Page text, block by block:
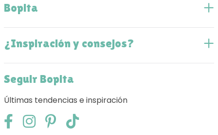
Bopita
¿Inspiración y consejos?
Seguir Bopita
Últimas tendencias e inspiración